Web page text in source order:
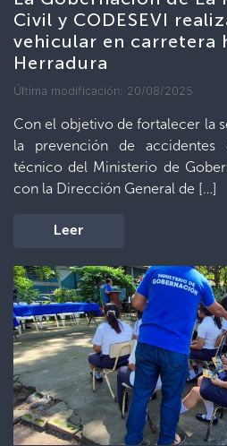
Civil y CODESEVI
vehicular en carretera
Herradura
Última modificación: 20/08/2025
Con el objetivo de fortalecer la
la prevención de
técnico del Ministerio de
con la Dirección General de […]
Leer